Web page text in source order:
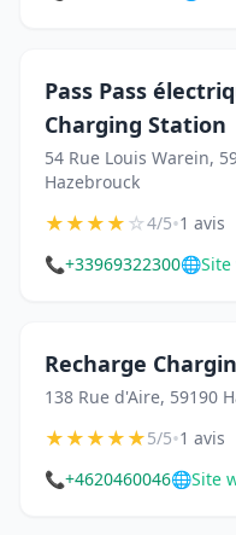
Pass Pass
Charging Station
54 Rue Louis Warein,
Hazebrouck
★★★★☆4/5•1 avis
📞+33969322300🌐Site
Recharge
138 Rue d'Aire, 59190
★★★★★5/5•1 avis
📞+4620460046🌐Site